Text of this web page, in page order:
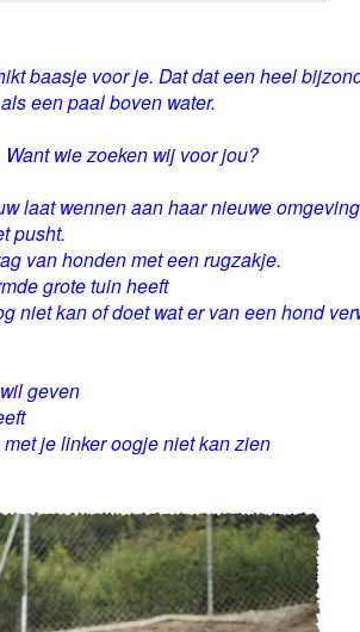
baasje voor je. Dat dat een heel
een paal boven water.
Want wie zoeken wij voor jou?
laat wennen aan haar nieuwe
pusht.
van honden met een rugzakje.
grote tuin heeft
niet kan of doet wat er van een hond
geven
je linker oogje niet kan zien